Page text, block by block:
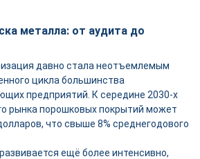
металла: от аудита до
давно стала неотъемлемым
цикла большинства
предприятий. К середине 2030‑х
рынка порошковых покрытий может
что свыше 8% среднегодового
ещё более интенсивно,